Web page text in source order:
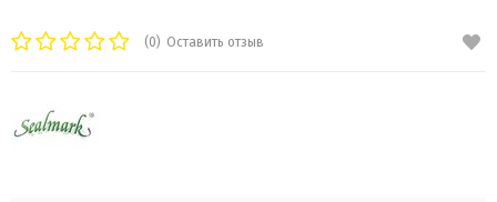
(0) Оставить отзыв